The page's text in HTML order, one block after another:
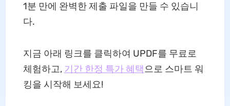
1분 만에 완벽한 제출 파일을 만들 수 있습니
다.
지금 아래 링크를 클릭하여 UPDF를 무료로
체험하고, 기간 한정 특가 혜택으로 스마트 워
킹을 시작해 보세요!